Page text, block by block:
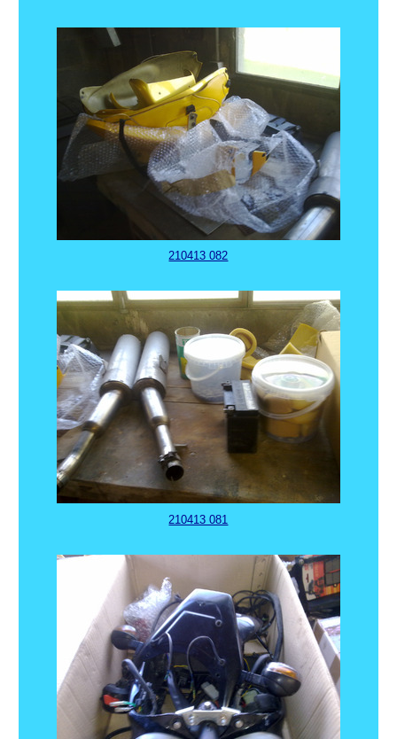
210413 082
210413 081